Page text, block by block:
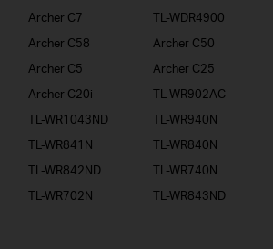
Archer C7
TL-WDR4900
Archer C58
Archer C50
Archer C5
Archer C25
Archer C20i
TL-WR902AC
TL-WR1043ND
TL-WR940N
TL-WR841N
TL-WR840N
TL-WR842ND
TL-WR740N
TL-WR702N
TL-WR843ND